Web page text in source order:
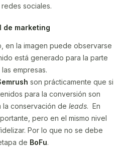
sociales.
de marketing
en la imagen puede observarse
está generado para la parte
empresas.
son prácticamente que si
para la conversión son
la conservación de leads. En
pero en el mismo nivel
Por lo que no se debe
de BoFu.